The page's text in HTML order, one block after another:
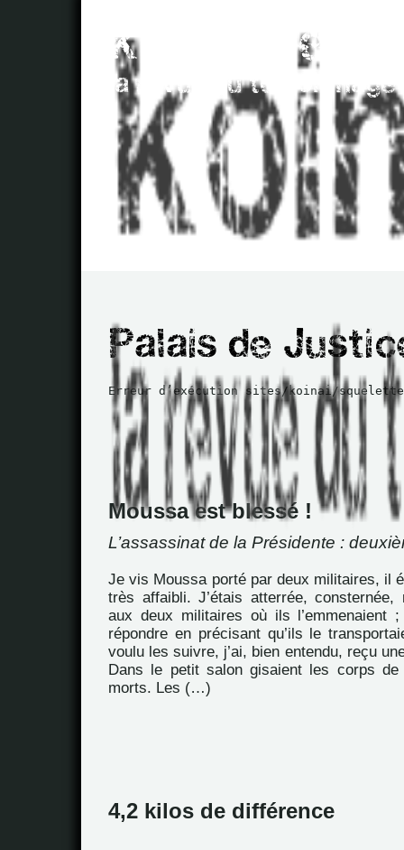
Erreur d’exécution sites/koinai/
Moussa est blessé !
L’assassinat de la Présidente :
Je vis Moussa porté par deux militaires, il
très affaibli. J’étais atterrée, consternée,
aux deux militaires où ils l’emmenaient
répondre en précisant qu’ils le
voulu les suivre, j’ai, bien entendu, reçu
Dans le petit salon gisaient les corps
morts. Les (…)
4,2 kilos de différence